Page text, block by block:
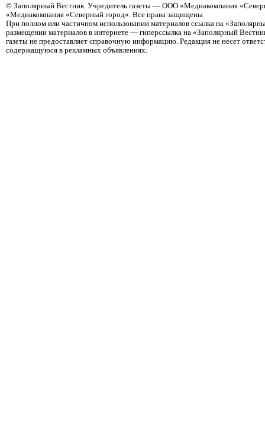
© Заполярный Вестник. Учредитель газеты — ООО «Медиакомпания
«Медиакомпания «Северный город». Все права защищены.
При полном или частичном использовании материалов ссылка на
размещении материалов в интернете — гиперссылка на «Заполярный
газеты не предоставляет справочную информацию. Редакция не несет
содержащуюся в рекламных объявлениях.